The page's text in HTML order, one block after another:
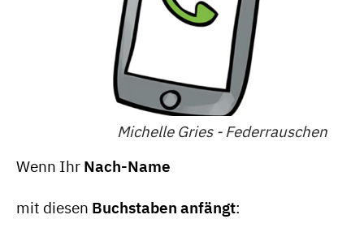
Michelle Gries - Federrauschen
Wenn Ihr Nach-Name
mit diesen Buchstaben anfängt: